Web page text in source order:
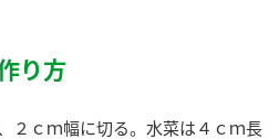
り方
２ｃｍ幅に切る。水菜は４ｃｍ長